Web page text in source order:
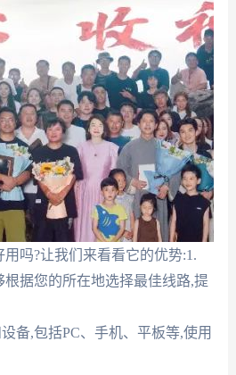
吗?让我们来看看它的优势:1.
据您的所在地选择最佳线路,提
备,包括PC、手机、平板等,使用